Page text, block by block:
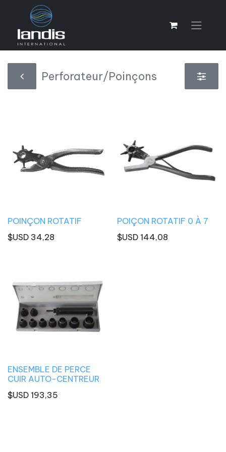
Perforateur/Poinçons
POINÇON ROTATIF
$USD 34,28
POIÇON ROTATIF 0 À 7
$USD 144,08
ENSEMBLE DE PERCE
CUIR AUTO-CENTREUR
$USD 193,35